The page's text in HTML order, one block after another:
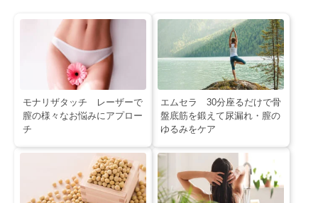
モナリザタッチ レーザーで
膣の様々なお悩みにアプロー
チ
エムセラ 30分座るだけで骨
盤底筋を鍛えて尿漏れ・膣の
ゆるみをケア